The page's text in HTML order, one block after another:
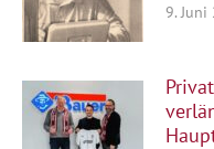
9. Juni